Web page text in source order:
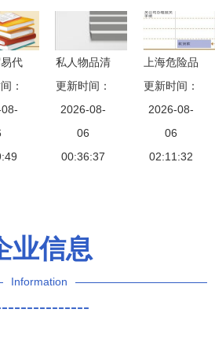
易代理分析
与优势
代
范
类
：
私人物品清
关物流指南
上海自由贸
易区奕亨进
口报关代理
更新时间：
2026-08-
06
00:36:37
上海危险品
国内贸易危
申报处理流
程与代理服
务指南
更新时间：
2026-08-
06
02:11:32
业信息
Information